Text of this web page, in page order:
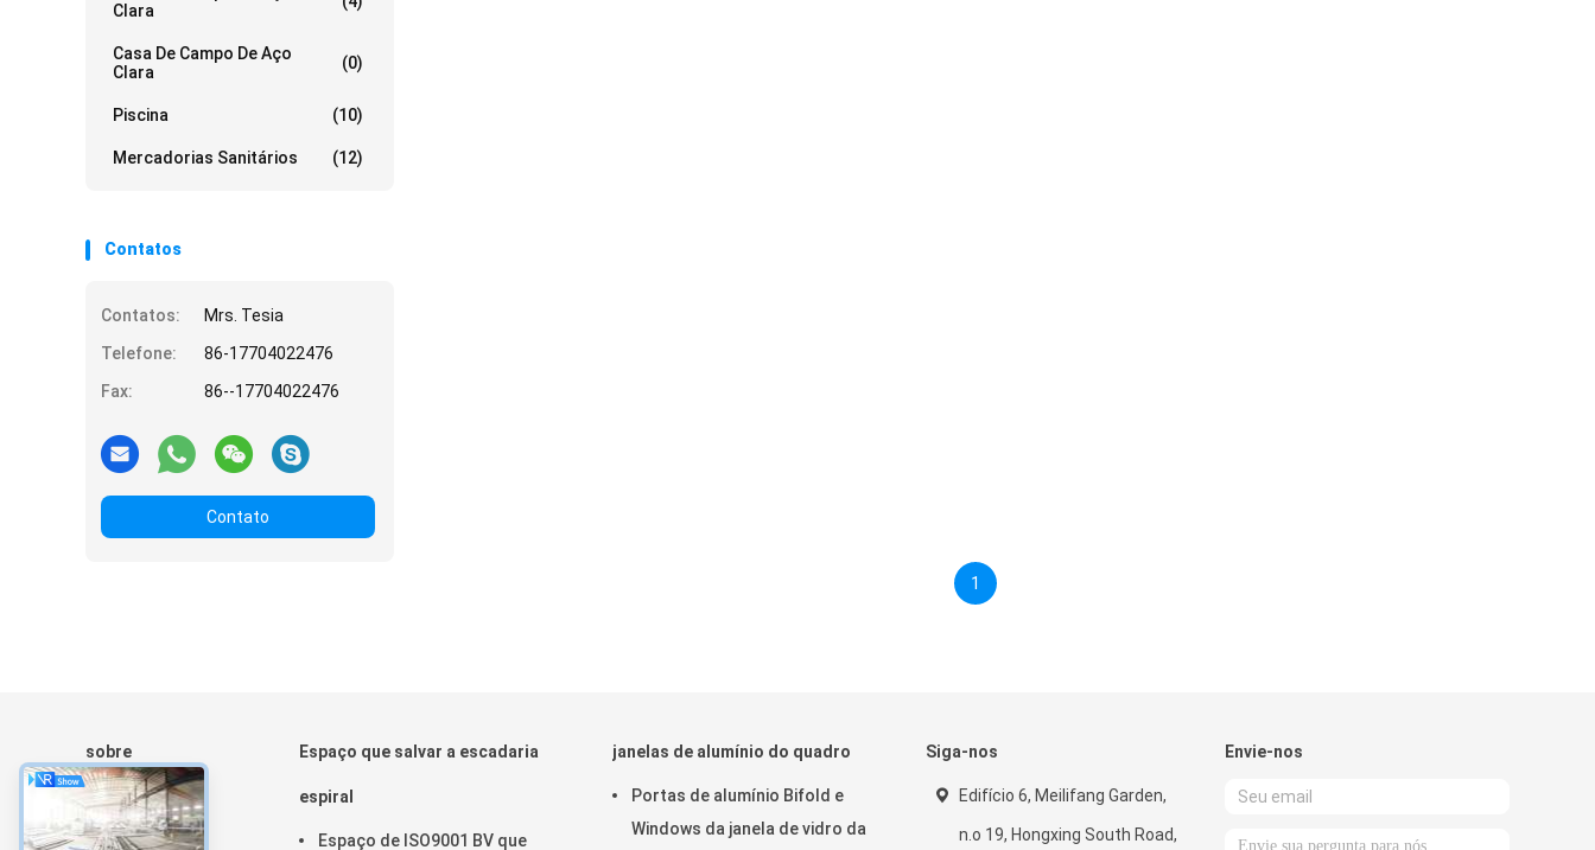
Clara
Casa De Campo De Aço
Clara
(0)
Piscina (10)
Mercadorias Sanitários (12)
Contatos
Contatos:
Mrs. Tesia
Telefone:
86-17704022476
Fax:
86--17704022476
Contato
1
sobre
Casa
Produtos
Espaço que salvar a escadaria
espiral
Espaço de ISO9001 BV que
janelas de alumínio do quadro
Portas de alumínio Bifold e
Windows da janela de vidro da
Siga-nos
Edifício 6, Meilifang Garden,
n.o 19, Hongxing South Road,
Envie-nos